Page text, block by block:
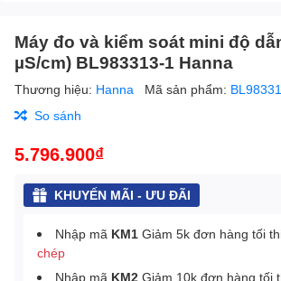
Máy đo và kiểm soát mini độ
µS/cm) BL983313-1 Hanna
Thương hiệu: Hanna Mã sản phẩm:
So sánh
5.796.900₫
KHUYẾN MÃI - ƯU ĐÃI
Nhập mã KM1 Giảm 5k đơn hàng tối
chép
Nhập mã KM2 Giảm 10k đơn hàng tối